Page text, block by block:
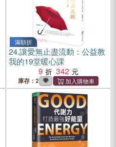
滿額折
24.讓愛無止盡流動：公益教
我的19堂暖心課
9
342
庫存：2